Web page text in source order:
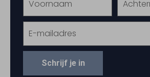
Schrijf je in